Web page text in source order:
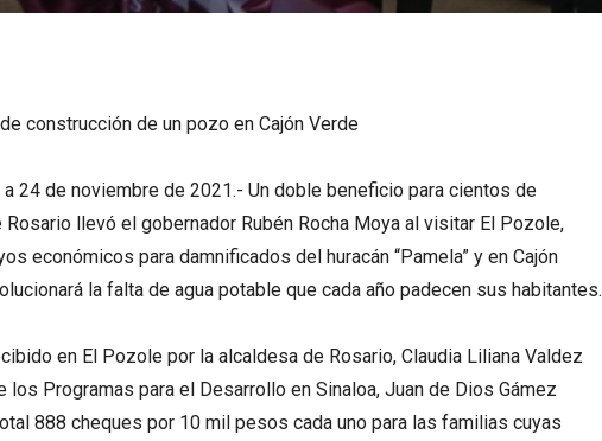
construcción de un pozo en Cajón Verde
a 24 de noviembre de 2021.- Un doble beneficio para cientos de
llevó el gobernador Rubén Rocha Moya al visitar El Pozole,
económicos para damnificados del huracán “Pamela” y en Cajón
la falta de agua potable que cada año padecen sus habitantes.
en El Pozole por la alcaldesa de Rosario, Claudia Liliana Valdez
los Programas para el Desarrollo en Sinaloa, Juan de Dios Gámez
888 cheques por 10 mil pesos cada uno para las familias cuyas